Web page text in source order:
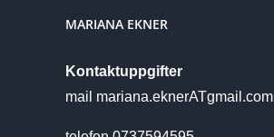
MARIANA EKNER
Kontaktuppgifter
mail mariana.eknerATgmail.com